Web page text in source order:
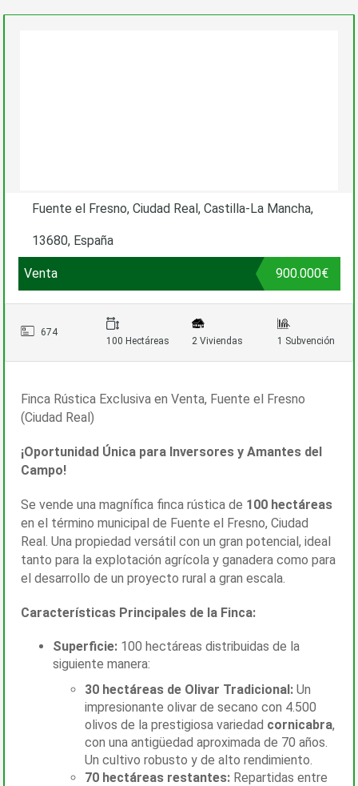
Fuente el Fresno, Ciudad Real, Castilla-La Mancha,
13680, España
Venta 900.000€
674
100 Hectáreas 2 Viviendas 1 Subvención
Finca Rústica Exclusiva en Venta, Fuente el Fresno
(Ciudad Real)
¡Oportunidad Única para Inversores y Amantes del
Campo!
Se vende una magnífica finca rústica de 100 hectáreas
en el término municipal de Fuente el Fresno, Ciudad
Real. Una propiedad versátil con un gran potencial, ideal
tanto para la explotación agrícola y ganadera como para
el desarrollo de un proyecto rural a gran escala.
Características Principales de la Finca:
Superficie: 100 hectáreas distribuidas de la
siguiente manera:
30 hectáreas de Olivar Tradicional: Un
impresionante olivar de secano con 4.500
olivos de la prestigiosa variedad cornicabra,
con una antigüedad aproximada de 70 años.
Un cultivo robusto y de alto rendimiento.
70 hectáreas restantes: Repartidas entre